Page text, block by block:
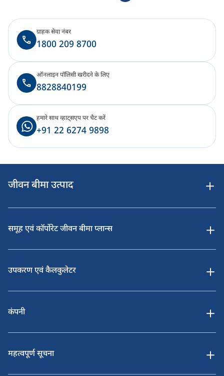
1800 209 8700
ग्राहक सेवा नंबर
8828840199
ऑनलाइन पॉलिसी खरीदने के लिए
+91 22 6274 9898
हमारे साथ व्हाट्सएप पर चैट करें
जीवन बीमा उत्पाद
समूह एवं कॉर्पोरेट जीवन बीमा प्लान्स
उपकरण एवं कैलकुलेटर
कंपनी
महत्वपूर्ण सूचना